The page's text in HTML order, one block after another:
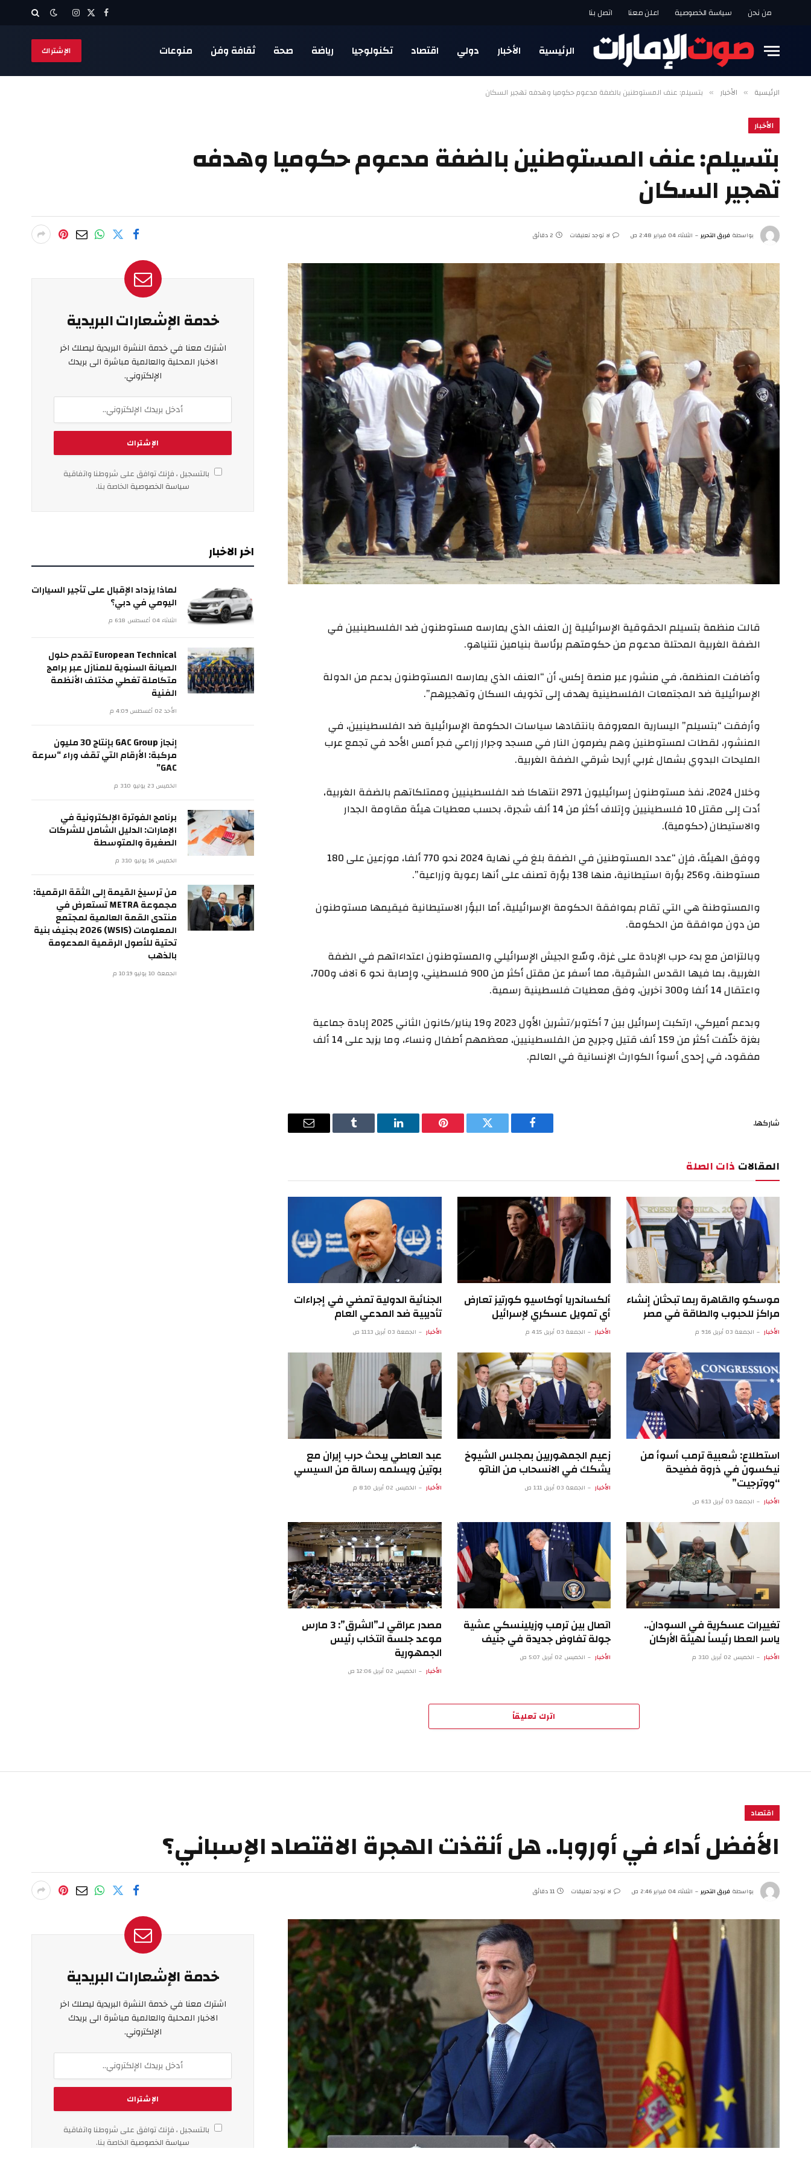
من نحن سياسة الخصوصية اعلن معنا اتصل بنا فيسبوك
X
الانستغرام
الرئيسية الأخبار دولي اقتصاد تكنولوجيا رياضة صحة ثقافة وفن منوعات الإشتراك
الرئيسية » الأخبار » بتسيلم: عنف المستوطنين بالضفة مدعوم حكوميا وهدفه تهجير السكان
الأخبار
بتسيلم: عنف المستوطنين بالضفة مدعوم حكوميا وهدفه
تهجير السكان
بواسطة فريق التحرير الثلاثاء 04 فبراير 2:48 ص لا توجد تعليقات 2 دقائق
قالت منظمة بتسيلم الحقوقية الإسرائيلية إن العنف الذي يمارسه مستوطنون ضد الفلسطينيين في
الضفة الغربية المحتلة مدعوم من حكومتهم برئاسة بنيامين نتنياهو.
وأضافت المنظمة، في منشور عبر منصة إكس، أن “العنف الذي يمارسه المستوطنون بدعم من الدولة
الإسرائيلية ضد المجتمعات الفلسطينية يهدف إلى تخويف السكان وتهجيرهم”.
وأرفقت “بتسيلم” اليسارية المعروفة بانتقادها سياسات الحكومة الإسرائيلية ضد الفلسطينيين، في
المنشور، لقطات لمستوطنين وهم يضرمون النار في مسجد وجرار زراعي فجر أمس الأحد في تجمع عرب
المليحات البدوي بشمال غربي أريحا شرقي الضفة الغربية.
وخلال 2024، نفذ مستوطنون إسرائيليون 2971 انتهاكا ضد الفلسطينيين وممتلكاتهم بالضفة الغربية،
أدت إلى مقتل 10 فلسطينيين وإتلاف أكثر من 14 ألف شجرة، بحسب معطيات هيئة مقاومة الجدار
والاستيطان (حكومية).
ووفق الهيئة، فإن “عدد المستوطنين في الضفة بلغ في نهاية 2024 نحو 770 ألفا، موزعين على 180
مستوطنة، و256 بؤرة استيطانية، منها 138 بؤرة تصنف على أنها رعوية وزراعية”.
والمستوطنة هي التي تقام بموافقة الحكومة الإسرائيلية، أما البؤر الاستيطانية فيقيمها مستوطنون
من دون موافقة من الحكومة.
وبالتزامن مع بدء حرب الإبادة على غزة، وسّع الجيش الإسرائيلي والمستوطنون اعتداءاتهم في الضفة
الغربية، بما فيها القدس الشرقية، مما أسفر عن مقتل أكثر من 900 فلسطيني، وإصابة نحو 6 آلاف و700،
واعتقال 14 ألفا و300 آخرين، وفق معطيات فلسطينية رسمية.
وبدعم أميركي، ارتكبت إسرائيل بين 7 أكتوبر/تشرين الأول 2023 و19 يناير/كانون الثاني 2025 إبادة جماعية
بغزة خلّفت أكثر من 159 ألف قتيل وجريح من الفلسطينيين، معظمهم أطفال ونساء، وما يزيد على 14 ألف
مفقود، في إحدى أسوأ الكوارث الإنسانية في العالم.
شاركها.
فيسبوك تويتر بينتيريستلينكدإن Tumblr
البريد
المقالات ذات الصلة
موسكو والقاهرة ربما تبحثان إنشاء
مراكز للحبوب والطاقة في مصر
الأخبار الجمعة 03 أبريل 9:16 م
ألكساندريا أوكاسيو كورتيز تعارض
أي تمويل عسكري لإسرائيل
الأخبار الجمعة 03 أبريل 4:15 م
الجنائية الدولية تمضي في إجراءات
تأديبية ضد المدعي العام
الأخبار الجمعة 03 أبريل 11:13 ص
استطلاع: شعبية ترمب أسوأ من
نيكسون في ذروة فضيحة
“ووترجيت”
الأخبار الجمعة 03 أبريل 6:13 ص
زعيم الجمهوريين بمجلس الشيوخ
يشكك في الانسحاب من الناتو
الأخبار الجمعة 03 أبريل 1:11 ص
عبد العاطي يبحث حرب إيران مع
بوتين ويسلمه رسالة من السيسي
الأخبار الخميس 02 أبريل 8:10 م
تغييرات عسكرية في السودان..
ياسر العطا رئيساً لهيئة الأركان
الأخبار الخميس 02 أبريل 3:10 م
اتصال بين ترمب وزيلينسكي عشية
جولة تفاوض جديدة في جنيف
الأخبار الخميس 02 أبريل 5:07 ص
مصدر عراقي لـ”الشرق”: 3 مارس
موعد جلسة انتخاب رئيس
الجمهورية
الأخبار الخميس 02 أبريل 12:06 ص
اترك تعليقاً
خدمة الإشعارات البريدية
اشترك معنا في خدمة النشرة البريدية ليصلك اخر
الاخبار المحلية والعالمية مباشرة الى بريدك
الإلكتروني.
بالتسجيل ، فإنك توافق على شروطنا واتفاقية
سياسة الخصوصية الخاصة بنا.
اخر الاخبار
لماذا يزداد الإقبال على تأجير السيارات
اليومي في دبي؟
الثلاثاء 04 أغسطس 6:18 م
European Technical تقدم حلول
الصيانة السنوية للمنازل عبر برامج
متكاملة تغطي مختلف الأنظمة
الفنية
الأحد 02 أغسطس 4:09 م
إنجاز GAC Group بإنتاج 30 مليون
مركبة: الأرقام التي تقف وراء “سرعة
GAC”
الخميس 23 يوليو 3:10 م
برنامج الفوترة الإلكترونية في
الإمارات: الدليل الشامل للشركات
الصغيرة والمتوسطة
الخميس 16 يوليو 3:10 م
من ترسيخ القيمة إلى الثقة الرقمية:
مجموعة METRA تستعرض في
منتدى القمة العالمية لمجتمع
المعلومات (WSIS) 2026 بجنيف بنية
تحتية للأصول الرقمية المدعومة
بالذهب
الجمعة 10 يوليو 10:19 م
اقتصاد
الأفضل أداء في أوروبا.. هل أنقذت الهجرة الاقتصاد الإسباني؟
بواسطة فريق التحرير الثلاثاء 04 فبراير 2:46 ص لا توجد تعليقات 11 دقائق
خدمة الإشعارات البريدية
اشترك معنا في خدمة النشرة البريدية ليصلك اخر
الاخبار المحلية والعالمية مباشرة الى بريدك
الإلكتروني.
بالتسجيل ، فإنك توافق على شروطنا واتفاقية
سياسة الخصوصية الخاصة بنا.